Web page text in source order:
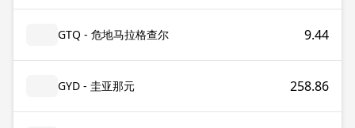
GTQ - 危地马拉格查尔 9.44
GYD - 圭亚那元 258.86